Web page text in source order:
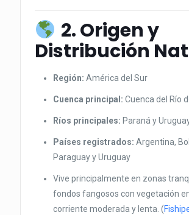
2. Origen y
Distribución
Región: América del Sur
Cuenca principal: Cuenca del Río
Ríos principales: Paraná y
Países registrados: Argentina,
Paraguay y Uruguay
Vive principalmente en zonas
fondos fangosos con vegetación
corriente moderada y lenta. (